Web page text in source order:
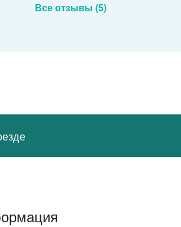
Все отзывы (5)